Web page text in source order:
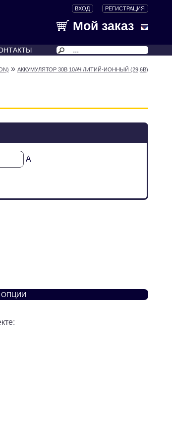
Мой заказ
ВХОД РЕГИСТРАЦИЯ
» АККУМУЛЯТОР 30В 10АЧ ЛИТИЙ-ИОННЫЙ (29,6В)
А
ОПЦИИ